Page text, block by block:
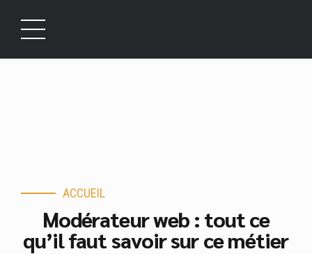
ACCUEIL
Modérateur web : tout ce
qu’il faut savoir sur ce métier